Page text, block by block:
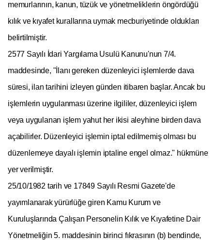
memurlarının, kanun, tüzük ve yönetmeliklerin öngördüğü
kılık ve kıyafet kurallarına uymak mecburiyetinde oldukları
belirtilmiştir.
2577 Sayılı İdari Yargılama Usulü Kanunu'nun 7/4.
maddesinde, "İlanı gereken düzenleyici işlemlerde dava
süresi, ilan tarihini izleyen günden itibaren başlar. Ancak bu
işlemlerin uygulanması üzerine ilgililer, düzenleyici işlem
veya uygulanan işlem yahut her ikisi aleyhine birden dava
açabilirler. Düzenleyici işlemin iptal edilmemiş olması bu
düzenlemeye dayalı işlemin iptaline engel olmaz." hükmüne
yer verilmiştir.
25/10/1982 tarih ve 17849 Sayılı Resmi Gazete'de
yayımlanarak yürürlüğe giren Kamu Kurum ve
Kuruluşlarında Çalışan Personelin Kılık ve Kıyafetine Dair
Yönetmeliğin 5. maddesinin birinci fıkrasının (b) bendinde,